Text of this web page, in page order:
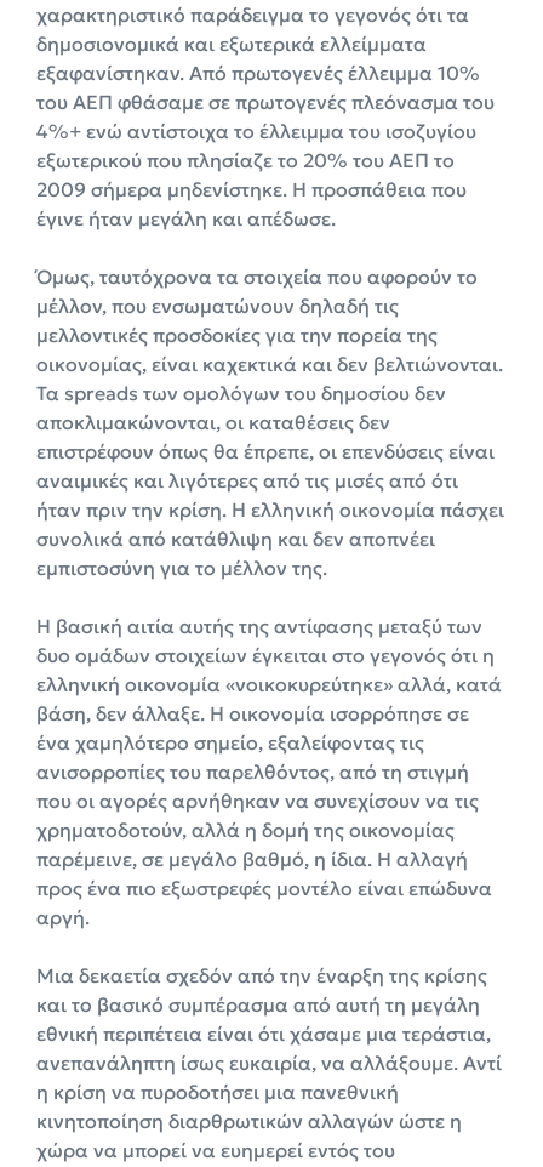
χαρακτηριστικό παράδειγμα το γεγονός ότι τα
δημοσιονομικά και εξωτερικά ελλείμματα
εξαφανίστηκαν. Από πρωτογενές έλλειμμα 10%
του ΑΕΠ φθάσαμε σε πρωτογενές πλεόνασμα του
4%+ ενώ αντίστοιχα το έλλειμμα του ισοζυγίου
εξωτερικού που πλησίαζε το 20% του ΑΕΠ το
2009 σήμερα μηδενίστηκε. Η προσπάθεια που
έγινε ήταν μεγάλη και απέδωσε.
Όμως, ταυτόχρονα τα στοιχεία που αφορούν το
μέλλον, που ενσωματώνουν δηλαδή τις
μελλοντικές προσδοκίες για την πορεία της
οικονομίας, είναι καχεκτικά και δεν βελτιώνονται.
Τα spreads των ομολόγων του δημοσίου δεν
αποκλιμακώνονται, οι καταθέσεις δεν
επιστρέφουν όπως θα έπρεπε, οι επενδύσεις είναι
αναιμικές και λιγότερες από τις μισές από ότι
ήταν πριν την κρίση. Η ελληνική οικονομία πάσχει
συνολικά από κατάθλιψη και δεν αποπνέει
εμπιστοσύνη για το μέλλον της.
Η βασική αιτία αυτής της αντίφασης μεταξύ των
δυο ομάδων στοιχείων έγκειται στο γεγονός ότι η
ελληνική οικονομία «νοικοκυρεύτηκε» αλλά, κατά
βάση, δεν άλλαξε. Η οικονομία ισορρόπησε σε
ένα χαμηλότερο σημείο, εξαλείφοντας τις
ανισορροπίες του παρελθόντος, από τη στιγμή
που οι αγορές αρνήθηκαν να συνεχίσουν να τις
χρηματοδοτούν, αλλά η δομή της οικονομίας
παρέμεινε, σε μεγάλο βαθμό, η ίδια. Η αλλαγή
προς ένα πιο εξωστρεφές μοντέλο είναι επώδυνα
αργή.
Μια δεκαετία σχεδόν από την έναρξη της κρίσης
και το βασικό συμπέρασμα από αυτή τη μεγάλη
εθνική περιπέτεια είναι ότι χάσαμε μια τεράστια,
ανεπανάληπτη ίσως ευκαιρία, να αλλάξουμε. Αντί
η κρίση να πυροδοτήσει μια πανεθνική
κινητοποίηση διαρθρωτικών αλλαγών ώστε η
χώρα να μπορεί να ευημερεί εντός του